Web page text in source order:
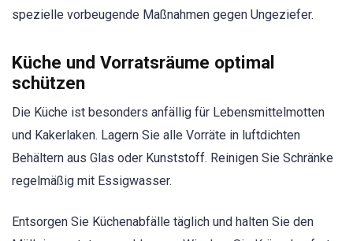
spezielle vorbeugende Maßnahmen gegen Ungeziefer.
Küche und Vorratsräume optimal
schützen
Die Küche ist besonders anfällig für Lebensmittelmotten
und Kakerlaken. Lagern Sie alle Vorräte in luftdichten
Behältern aus Glas oder Kunststoff. Reinigen Sie Schränke
regelmäßig mit Essigwasser.
Entsorgen Sie Küchenabfälle täglich und halten Sie den